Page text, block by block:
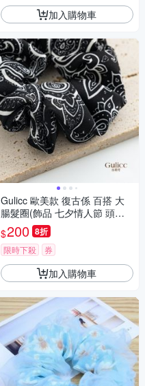
加入購物車
Gulicc 歐美款 復古係 百搭 大
腸髮圈(飾品 七夕情人節 頭飾
髮帶 髮箍 生日禮物 主題穿搭
約會 )
$200 8折
限時下殺 券
加入購物車